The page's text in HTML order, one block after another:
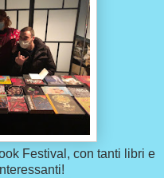
Festival, con tanti libri e